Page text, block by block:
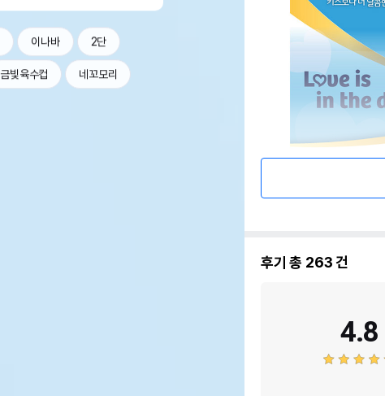
이나바 2단
금빛육수컵 네꼬모리
후기 총 263건
4.8